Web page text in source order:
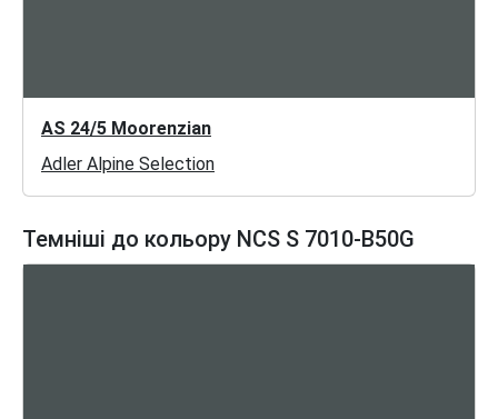
AS 24/5 Moorenzian
Adler Alpine Selection
Темніші до кольору NCS S 7010-B50G